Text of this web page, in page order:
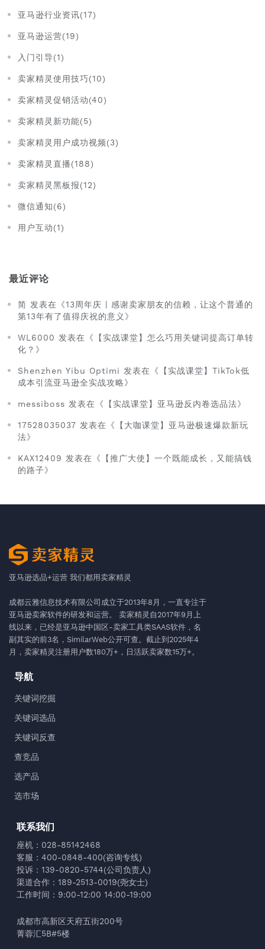
亚马逊行业资讯(17)
亚马逊运营(19)
入门引导(1)
卖家精灵使用技巧(10)
卖家精灵促销活动(40)
卖家精灵新功能(5)
卖家精灵用户成功视频(3)
卖家精灵直播(188)
卖家精灵黑板报(12)
微信通知(6)
用户互动(1)
最近评论
简 发表在《13周年庆 | 感谢卖家朋友的信赖，让这个普通的
第13年有了值得庆祝的意义》
WL6000 发表在《【实战课堂】怎么巧用关键词提高订单转
化？》
Shenzhen Yibu Optimi 发表在《【实战课堂】TikTok低
成本引流亚马逊全实战攻略》
messiboss 发表在《【实战课堂】亚马逊反内卷选品法》
17528035037 发表在《【大咖课堂】亚马逊极速爆款新玩
法》
KAX12409 发表在《【推广大使】一个既能成长，又能搞钱
的路子》
亚马逊选品+运营 我们都用卖家精灵
成都云雅信息技术有限公司成立于2013年8月，一直专注于
亚马逊卖家软件的研发和运营。 卖家精灵自2017年9月上
线以来，已经是亚马逊中国区-卖家工具类SAAS软件，名
副其实的前3名，SimilarWeb公开可查。截止到2025年4
月，卖家精灵注册用户数180万+，日活跃卖家数15万+。
导航
关键词挖掘
关键词选品
关键词反查
查竞品
选产品
选市场
联系我们
座机：028-85142468
客服：400-0848-400(咨询专线)
投诉：139-0820-5744(公司负责人)
渠道合作：189-2513-0019(尧女士)
工作时间：9:00-12:00 14:00-19:00
成都市高新区天府五街200号
菁蓉汇5B#5楼